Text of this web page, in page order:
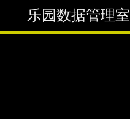
乐园数据管理室